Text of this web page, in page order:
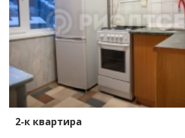
2-к квартира